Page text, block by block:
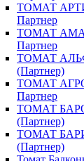
ТОМАТ
Партнер
ТОМАТ
Партнер
ТОМАТ
(Партнер)
ТОМАТ
Партнер
ТОМАТ
(Партнер)
ТОМАТ
(Партнер)